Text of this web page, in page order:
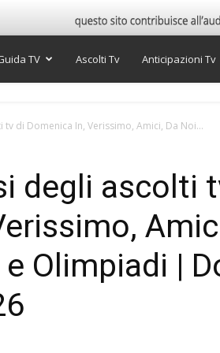
TV Ascolti Tv Anticipazioni Tv
tv di Domenica In, Verissimo, Amici, Da Noi...
degli ascolti
Olimpiadi |